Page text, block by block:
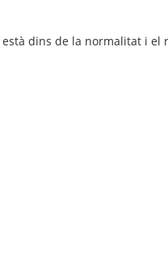
dins de la normalitat i